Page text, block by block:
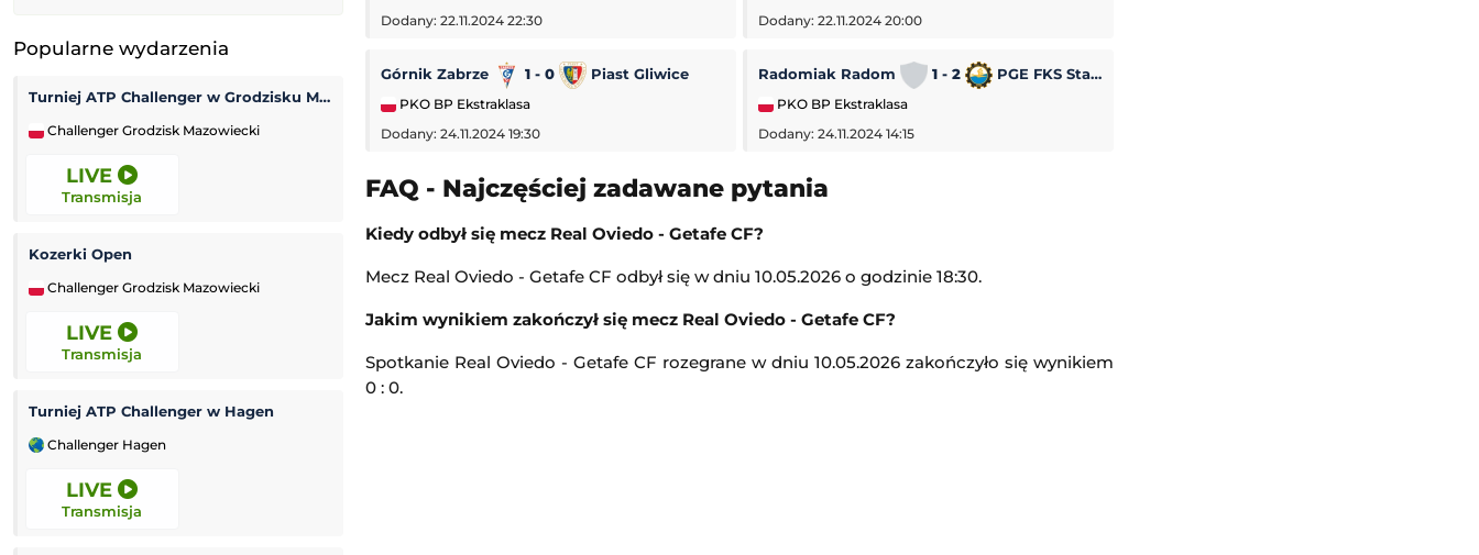
Popularne wydarzenia
Turniej ATP Challenger w Grodzisku Mazowieckim
Challenger Grodzisk Mazowiecki
LIVE
Transmisja
Kozerki Open
Challenger Grodzisk Mazowiecki
LIVE
Transmisja
Turniej ATP Challenger w Hagen
Challenger Hagen
LIVE
Transmisja
Viktorija Golubic -
WTA Toronto
LIVE
Transmisja
Elite League (Angielska Liga Żużlowa)
LIVE
Transmisja
- Hearts
Liga Europejska
LIVE
Transmisja
Liga Konferencji Europy
LIVE
Transmisja
Dodany: 22.11.2024 22:30 Dodany: 22.11.2024 20:00
Górnik Zabrze 1 - 0 Piast Gliwice
PKO BP Ekstraklasa
Dodany: 24.11.2024 19:30
Radomiak Radom 1 - 2 PGE FKS Stal Mielec
PKO BP Ekstraklasa
Dodany: 24.11.2024 14:15
FAQ - Najczęściej zadawane pytania
Kiedy odbył się mecz Real Oviedo - Getafe CF?
Mecz Real Oviedo - Getafe CF odbył się w dniu 10.05.2026 o godzinie 18:30.
Jakim wynikiem zakończył się mecz Real Oviedo - Getafe CF?
Spotkanie Real Oviedo - Getafe CF rozegrane w dniu 10.05.2026 zakończyło się wynikiem
0 : 0.